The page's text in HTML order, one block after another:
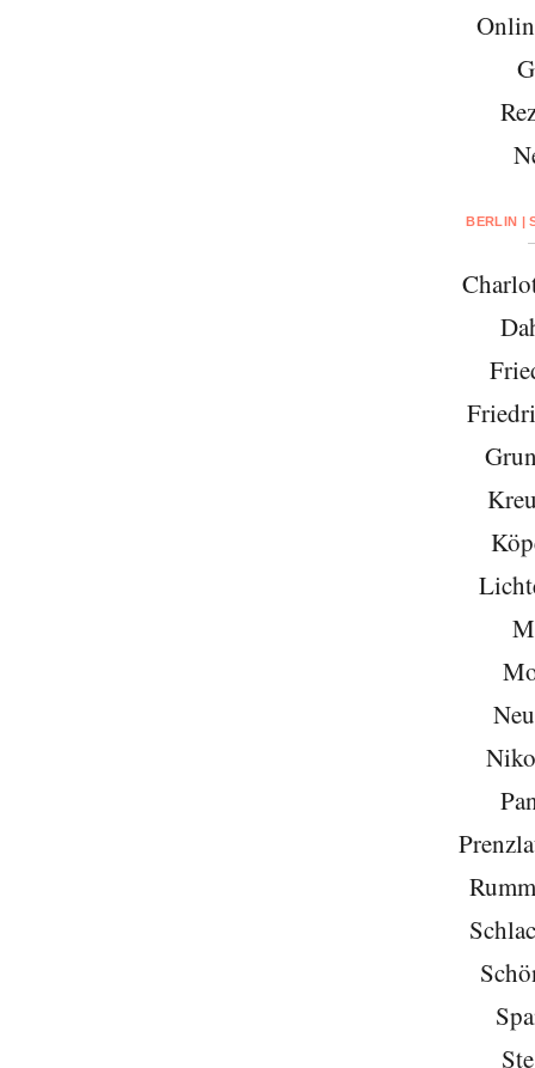
BERLIN |